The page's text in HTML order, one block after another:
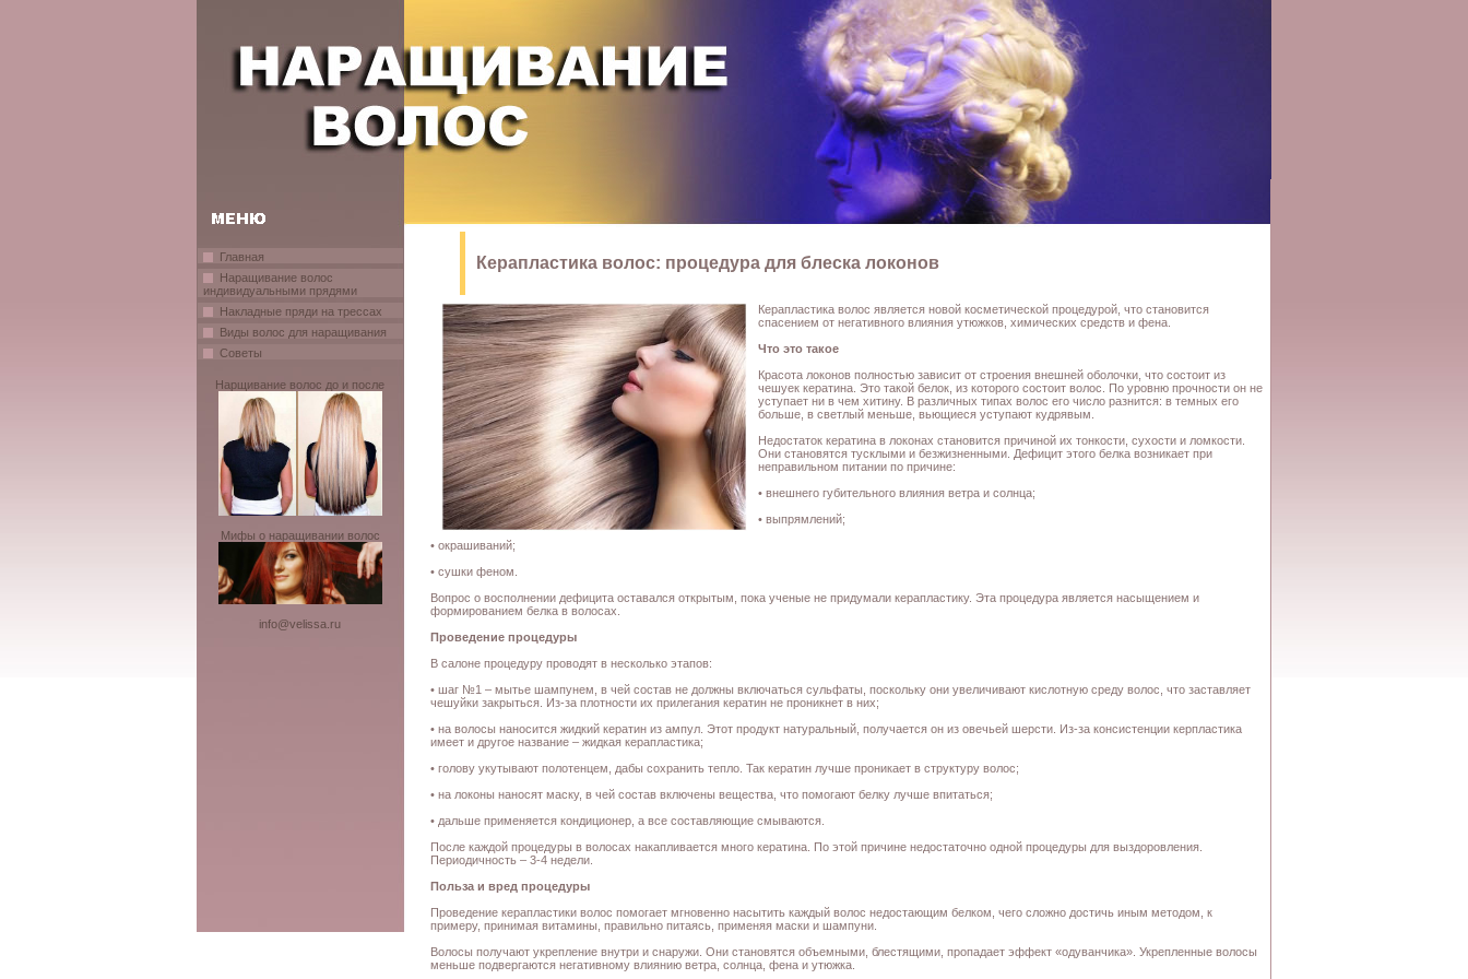
Главная
Наращивание волос
индивидуальными прядями
Накладные пряди на трессах
Виды волос для наращивания
Советы
Нарщивание волос до и после
Мифы о наращивании волос
info@velissa.ru
Керапластика волос: процедура для блеска локонов
Керапластика волос является новой косметической процедурой, что становится
спасением от негативного влияния утюжков, химических средств и фена.
Что это такое
Красота локонов полностью зависит от строения внешней оболочки, что состоит из
чешуек кератина. Это такой белок, из которого состоит волос. По уровню прочности он не
уступает ни в чем хитину. В различных типах волос его число разнится: в темных его
больше, в светлый меньше, вьющиеся уступают кудрявым.
Недостаток кератина в локонах становится причиной их тонкости, сухости и ломкости.
Они становятся тусклыми и безжизненными. Дефицит этого белка возникает при
неправильном питании по причине:
• внешнего губительного влияния ветра и солнца;
• выпрямлений;
• окрашиваний;
• сушки феном.
Вопрос о восполнении дефицита оставался открытым, пока ученые не придумали керапластику. Эта процедура является насыщением и
формированием белка в волосах.
Проведение процедуры
В салоне процедуру проводят в несколько этапов:
• шаг №1 – мытье шампунем, в чей состав не должны включаться сульфаты, поскольку они увеличивают кислотную среду волос, что заставляет
чешуйки закрыться. Из-за плотности их прилегания кератин не проникнет в них;
• на волосы наносится жидкий кератин из ампул. Этот продукт натуральный, получается он из овечьей шерсти. Из-за консистенции керпластика
имеет и другое название – жидкая керапластика;
• голову укутывают полотенцем, дабы сохранить тепло. Так кератин лучше проникает в структуру волос;
• на локоны наносят маску, в чей состав включены вещества, что помогают белку лучше впитаться;
• дальше применяется кондиционер, а все составляющие смываются.
После каждой процедуры в волосах накапливается много кератина. По этой причине недостаточно одной процедуры для выздоровления.
Периодичность – 3-4 недели.
Польза и вред процедуры
Проведение керапластики волос помогает мгновенно насытить каждый волос недостающим белком, чего сложно достичь иным методом, к
примеру, принимая витамины, правильно питаясь, применяя маски и шампуни.
Волосы получают укрепление внутри и снаружи. Они становятся объемными, блестящими, пропадает эффект «одуванчика». Укрепленные волосы
меньше подвергаются негативному влиянию ветра, солнца, фена и утюжка.